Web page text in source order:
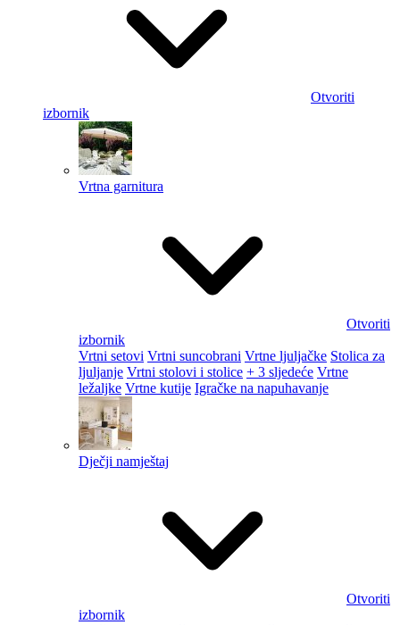
Otvoriti
izbornik
Vrtna garnitura
Otvoriti
izbornik
Vrtni setovi Vrtni suncobrani Vrtne ljuljačke Stolica za
ljuljanje Vrtni stolovi i stolice + 3 sljedeće Vrtne
ležaljke Vrtne kutije Igračke na napuhavanje
Dječji namještaj
Otvoriti
izbornik